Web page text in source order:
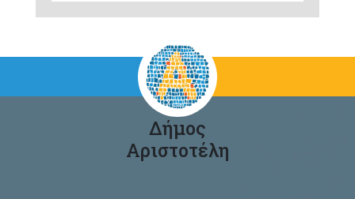
Δήμος
Αριστοτέλη